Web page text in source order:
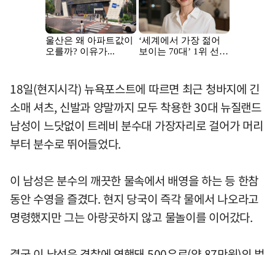
18일(현지시각) 뉴욕포스트에 따르면 최근 청바지에 긴
소매 셔츠, 신발과 양말까지 모두 착용한 30대 뉴질랜드
남성이 느닷없이 트레비 분수대 가장자리로 걸어가 머리
부터 분수로 뛰어들었다.
이 남성은 분수의 깨끗한 물속에서 배영을 하는 등 한참
동안 수영을 즐겼다. 현지 당국이 즉각 물에서 나오라고
명령했지만 그는 아랑곳하지 않고 물놀이를 이어갔다.